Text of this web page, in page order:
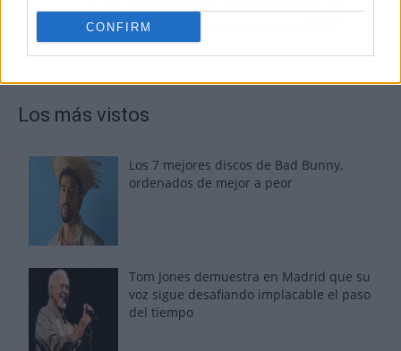
CONFIRM
Los más vistos
Los 7 mejores discos de Bad Bunny,
ordenados de mejor a peor
Tom Jones demuestra en Madrid que su
voz sigue desafiando implacable el paso
del tiempo